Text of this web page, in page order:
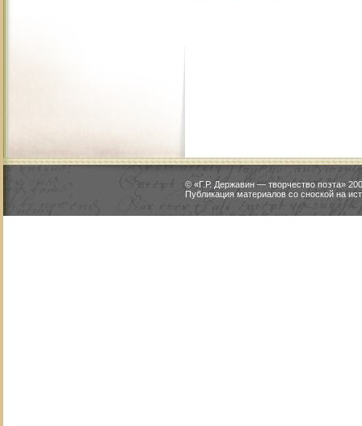
© «Г.Р. Державин — творчество поэта»
Публикация материалов со сноской на